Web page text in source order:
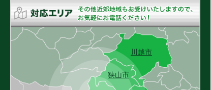
狭山市
川越市